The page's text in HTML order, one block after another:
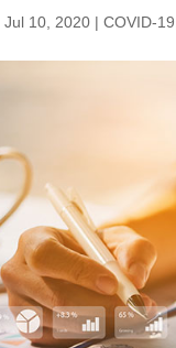
Jul 10, 2020 |COVID-19